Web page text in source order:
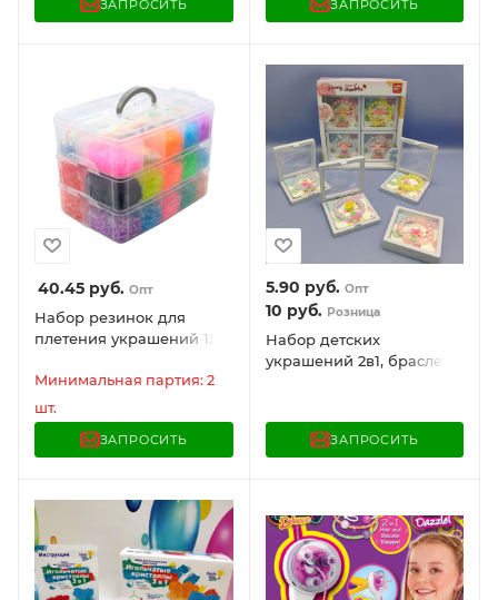
ЗАПРОСИТЬ ЗАПРОСИТЬ
40.45 руб. Опт
Набор резинок для
плетения украшений 15
бусины, станок, BAMBOX,
665973
Минимальная партия: 2
шт.
ЗАПРОСИТЬ
5.90 руб. Опт
10 руб. Розница
Набор детских
украшений 2в1, браслет и
ЗАПРОСИТЬ